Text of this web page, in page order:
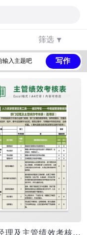
筛选
写作
部门经理及主管绩效考核表通用excel表格